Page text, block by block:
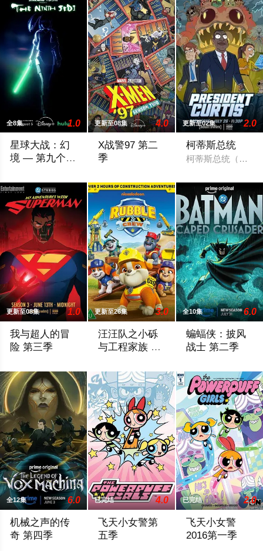
全8集 1.0
星球大战：幻
境 — 第九个绝
更新至08集 4.0
X战警97 第二
季
更新至02集 2.0
柯蒂斯总统
柯蒂斯总统（凯斯
更新至08集 1.0
我与超人的冒
险 第三季
更新至26集 3.0
汪汪队之小砾
与工程家族 第
全10集 6.0
蝙蝠侠：披风
战士 第二季
全12集 6.0
机械之声的传
奇 第四季
已完结 4.0
飞天小女警第
五季
已完结 2.0
飞天小女警
2016第一季